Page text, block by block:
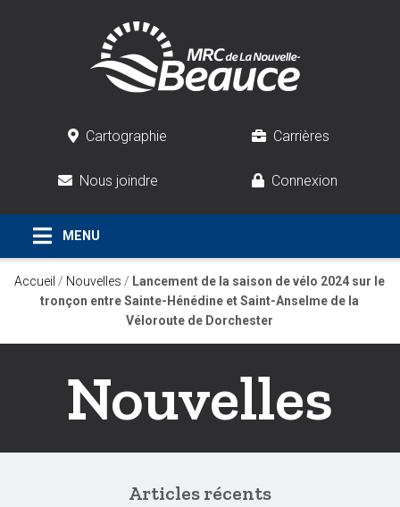
Cartographie Carrières
Nous joindre Connexion
Accueil / Nouvelles / Lancement de la saison de vélo 2024 sur le
tronçon entre Sainte-Hénédine et Saint-Anselme de la
Véloroute de Dorchester
Nouvelles
Articles récents